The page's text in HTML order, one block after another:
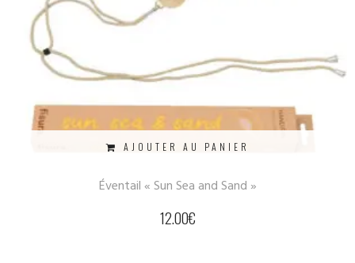
AJOUTER AU PANIER
Éventail « Sun Sea and Sand »
12.00€